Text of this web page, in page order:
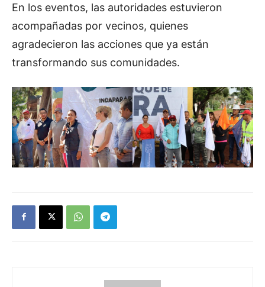
En los eventos, las autoridades estuvieron
acompañadas por vecinos, quienes
agradecieron las acciones que ya están
transformando sus comunidades.